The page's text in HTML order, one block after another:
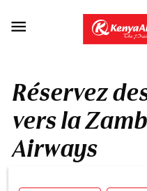

Réservez
vers la
Airways